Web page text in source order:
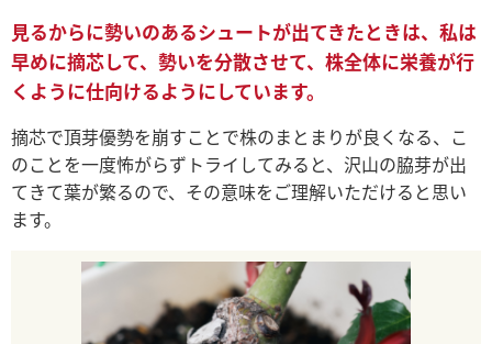
見るからに勢いのあるシュートが出てきたときは、私は
早めに摘芯して、勢いを分散させて、株全体に栄養が行
くように仕向けるようにしています。
摘芯で頂芽優勢を崩すことで株のまとまりが良くなる、こ
のことを一度怖がらずトライしてみると、沢山の脇芽が出
てきて葉が繁るので、その意味をご理解いただけると思い
ます。